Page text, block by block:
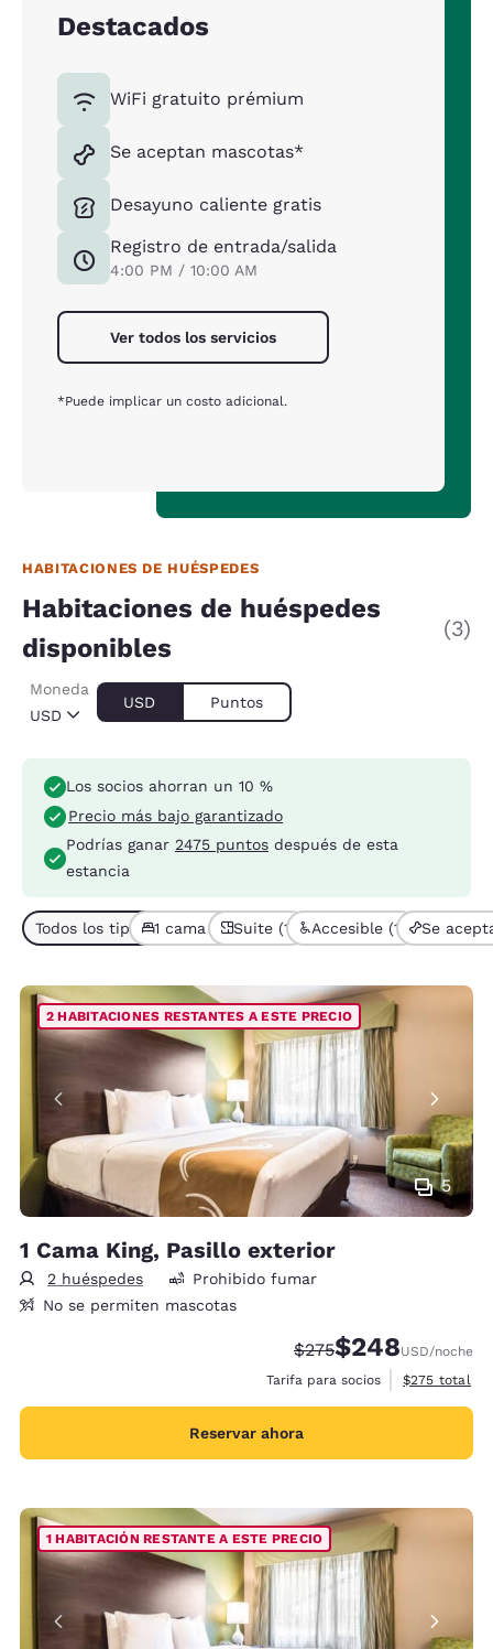
Destacados
WiFi gratuito prémium
Se aceptan mascotas*
Desayuno caliente gratis
Registro de entrada/salida
4:00 PM / 10:00 AM
Ver todos los servicios
*Puede implicar un costo adicional.
HABITACIONES DE HUÉSPEDES
Habitaciones de huéspedes
disponibles
(3)
USD
Moneda
USD Puntos
Los socios ahorran un 10 %
Precio más bajo garantizado
Podrías ganar 2475 puntos después de esta
estancia
Todos los tipos de habitación (3)
1 cama (3)Suite (1) Accesible (1) Se
5
2 HABITACIONES RESTANTES A ESTE PRECIO
1 Cama King, Pasillo exterior
2 huéspedes
Prohibido fumar
No se permiten mascotas
Precio tachado:
$275Precio con
$248USD/noche
Tarifa para socios
Ver detalles
$275 total
Reservar ahora
1 HABITACIÓN RESTANTE A ESTE PRECIO